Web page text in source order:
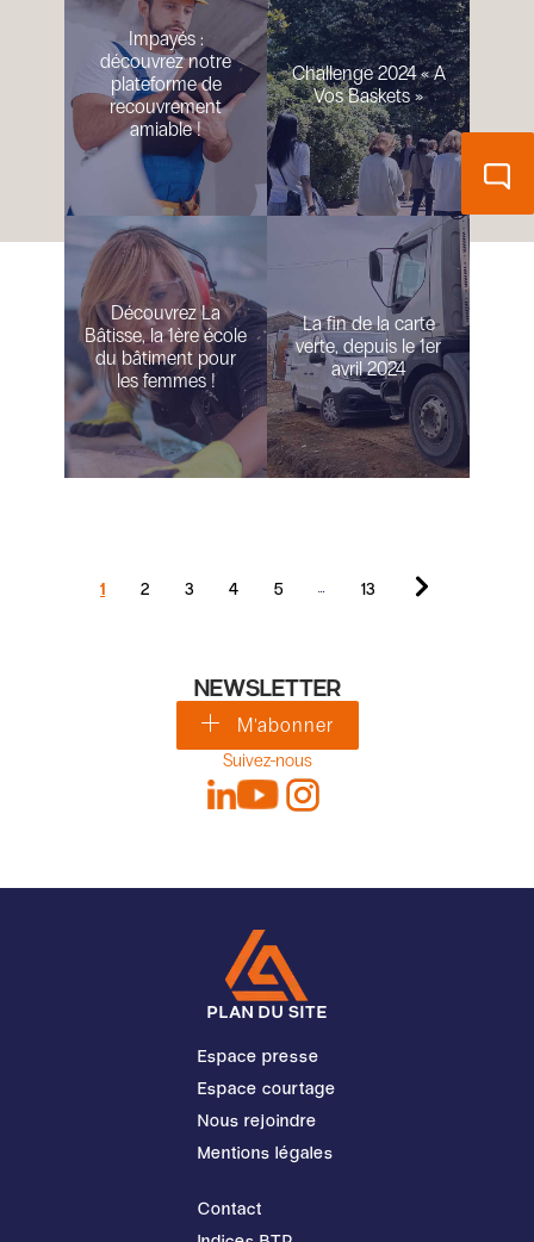
Impayés :
découvrez notre
plateforme de
recouvrement
amiable !
Challenge 2024 « A
Vos Baskets »
Découvrez La
Bâtisse, la 1ère école
du bâtiment pour
les femmes !
La fin de la carte
verte, depuis le 1er
avril 2024
1 2 3 4 5 13
NEWSLETTER
M'abonner
Suivez-nous
PLAN DU SITE
Espace presse
Espace courtage
Nous rejoindre
Mentions légales
Contact